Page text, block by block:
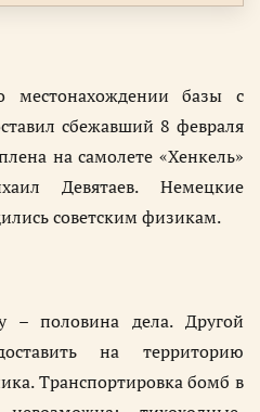
базы с
сбежавший 8 февраля
на самолете «Хенкель»
Девятаев. Немецкие
советским физикам.
– половина дела. Другой
на территорию
Транспортировка бомб в